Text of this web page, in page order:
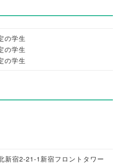
の学生
の学生
の学生
新宿2-21-1新宿フロントタワー